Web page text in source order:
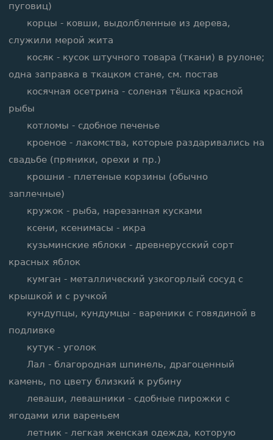
пуговиц)
корцы - ковши, выдолбленные из дерева,
служили мерой жита
косяк - кусок штучного товара (ткани) в рулоне;
одна заправка в ткацком стане, см. постав
косячная осетрина - соленая тёшка красной
рыбы
котломы - сдобное печенье
кроеное - лакомства, которые раздаривались на
свадьбе (пряники, орехи и пр.)
крошни - плетеные корзины (обычно
заплечные)
кружок - рыба, нарезанная кусками
ксени, ксенимасы - икра
кузьминские яблоки - древнерусский сорт
красных яблок
кумган - металлический узкогорлый сосуд с
крышкой и с ручкой
кундупцы, кундумцы - вареники с говядиной в
подливке
кутук - уголок
Лал - благородная шпинель, драгоценный
камень, по цвету близкий к рубину
леваши, левашники - сдобные пирожки с
ягодами или вареньем
летник - легкая женская одежда, которую